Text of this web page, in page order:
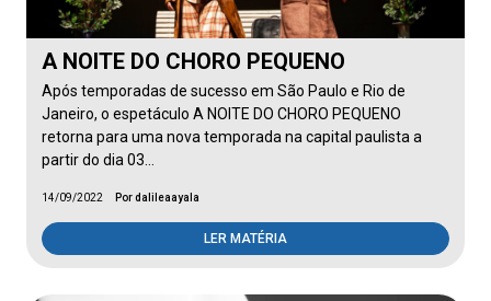
A NOITE DO CHORO PEQUENO
Após temporadas de sucesso em São Paulo e Rio de
Janeiro, o espetáculo A NOITE DO CHORO PEQUENO
retorna para uma nova temporada na capital paulista a
partir do dia 03…
14/09/2022 Por dalileaayala
LER MATÉRIA